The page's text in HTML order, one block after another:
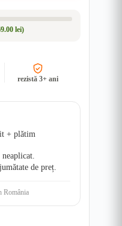
lei)
rezistă 3+ ani
+ plătim
de preț.
România